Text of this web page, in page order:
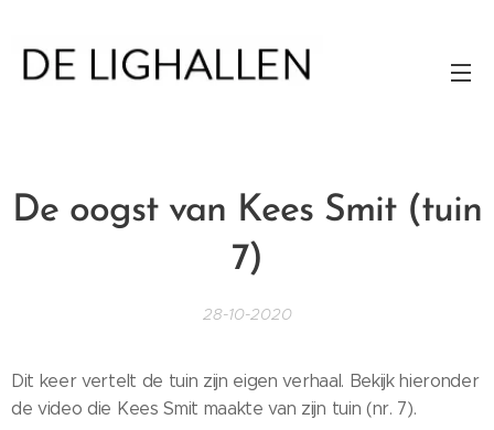
De oogst van Kees Smit (tuin
7)
28-10-2020
Dit keer vertelt de tuin zijn eigen verhaal. Bekijk hieronder
de video die Kees Smit maakte van zijn tuin (nr. 7).